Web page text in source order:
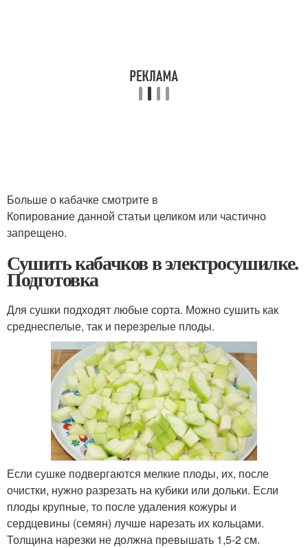
Больше о кабачке смотрите в
Копирование данной статьи целиком или частично
запрещено.
Сушить кабачков в электросушилке.
Подготовка
Для сушки подходят любые сорта. Можно сушить как
среднеспелые, так и перезрелые плоды.
Если сушке подвергаются мелкие плоды, их, после
очистки, нужно разрезать на кубики или дольки. Если
плоды крупные, то после удаления кожуры и
сердцевины (семян) лучше нарезать их кольцами.
Толщина нарезки не должна превышать 1,5-2 см.